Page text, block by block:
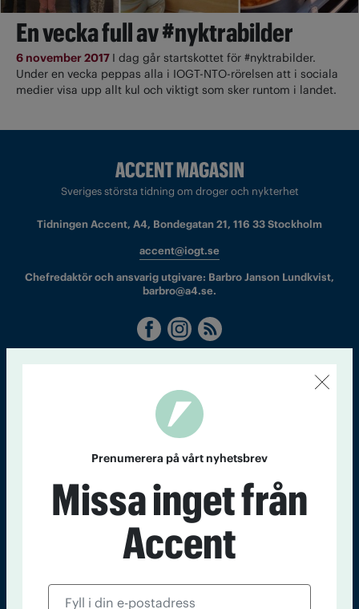
En vecka full av #nyktrabilder
6 november 2017 I dag går startskottet för #nyktrabilder.
Under en vecka peppas alla i IOGT-NTO-rörelsen att i sociala
medier visa upp allt kul och viktigt som sker runtom i landet.
Sveriges största tidning om droger och nykterhet
Tidningen Accent, A4, Bondegatan 21, 116 33 Stockholm
accent@iogt.se
Chefredaktör och ansvarig utgivare: Barbro Janson Lundkvist,
barbro@a4.se.
nummer av
Prenumerera på vårt nyhetsbrev
Missa inget från
Accent